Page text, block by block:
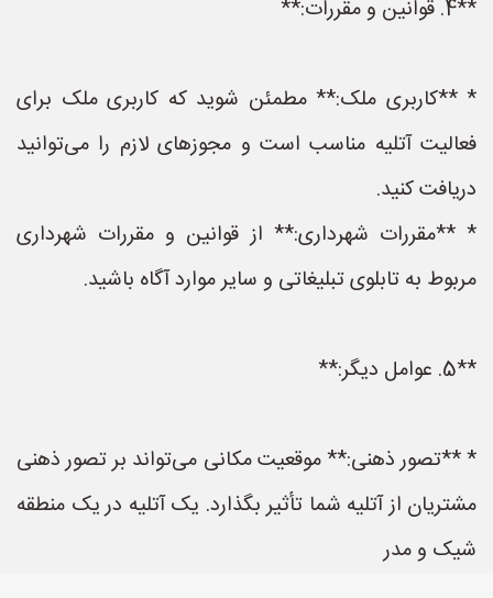
**4. قوانین و مقررات:**
* **کاربری ملک:** مطمئن شوید که کاربری ملک برای
فعالیت آتلیه مناسب است و مجوزهای لازم را می‌توانید
دریافت کنید.
* **مقررات شهرداری:** از قوانین و مقررات شهرداری
مربوط به تابلوی تبلیغاتی و سایر موارد آگاه باشید.
**5. عوامل دیگر:**
* **تصور ذهنی:** موقعیت مکانی می‌تواند بر تصور ذهنی
مشتریان از آتلیه شما تأثیر بگذارد. یک آتلیه در یک منطقه
شیک و مدر